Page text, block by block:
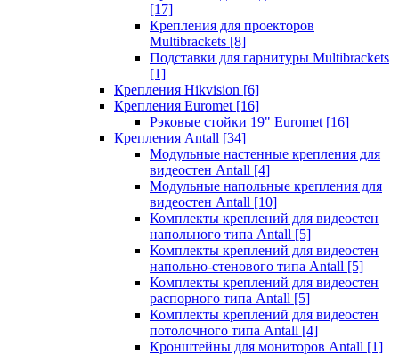
[17]
Крепления для проекторов
Multibrackets [8]
Подставки для гарнитуры Multibrackets
[1]
Крепления Hikvision [6]
Крепления Euromet [16]
Рэковые стойки 19" Euromet [16]
Крепления Antall [34]
Модульные настенные крепления для
видеостен Antall [4]
Модульные напольные крепления для
видеостен Antall [10]
Комплекты креплений для видеостен
напольного типа Antall [5]
Комплекты креплений для видеостен
напольно-стенового типа Antall [5]
Комплекты креплений для видеостен
распорного типа Antall [5]
Комплекты креплений для видеостен
потолочного типа Antall [4]
Кронштейны для мониторов Antall [1]